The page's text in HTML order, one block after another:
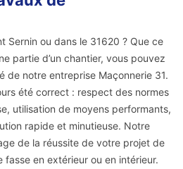
Sernin ou dans le 31620 ? Que ce
partie d’un chantier, vous pouvez
de notre entreprise Maçonnerie 31.
été correct : respect des normes
utilisation de moyens performants,
rapide et minutieuse. Notre
de la réussite de votre projet de
en extérieur ou en intérieur.